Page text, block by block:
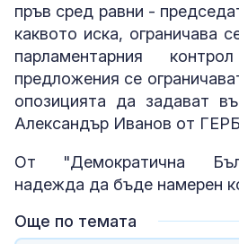
пръв сред равни -
каквото иска, ограничава
парламентарния
предложения се
опозицията да задават
Александър Иванов от
От "Демократична
надежда да бъде намерен
Още по темата